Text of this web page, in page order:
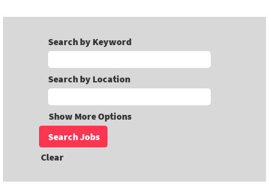
Search by Keyword
Search by Location
Show More Options
Clear